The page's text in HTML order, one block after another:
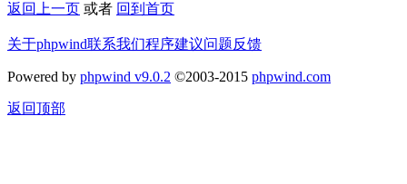
返回上一页 或者 回到首页
关于phpwind联系我们程序建议问题反馈
Powered by phpwind v9.0.2 ©2003-2015 phpwind.com
返回顶部